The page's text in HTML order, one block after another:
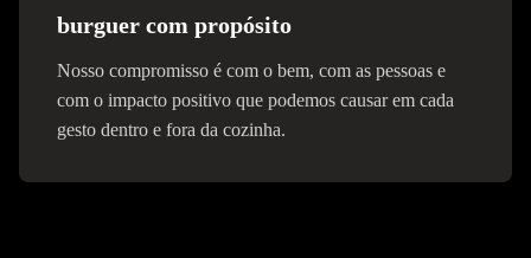
burguer com propósito
Nosso compromisso é com o bem, com as pessoas e
com o impacto positivo que podemos causar em cada
gesto dentro e fora da cozinha.